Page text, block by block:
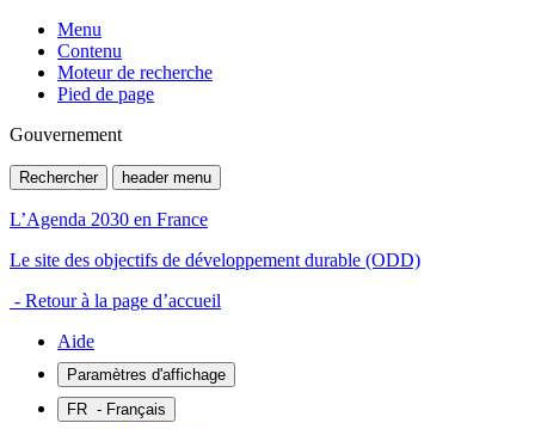
Menu
Contenu
Moteur de recherche
Pied de page
Gouvernement
Rechercher header menu
L’Agenda 2030 en France
Le site des objectifs de développement durable (ODD)
- Retour à la page d’accueil
Aide
Paramètres d'affichage
FR - Français